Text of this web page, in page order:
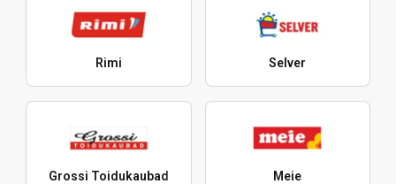
Rimi Selver
Grossi Toidukaubad Meie